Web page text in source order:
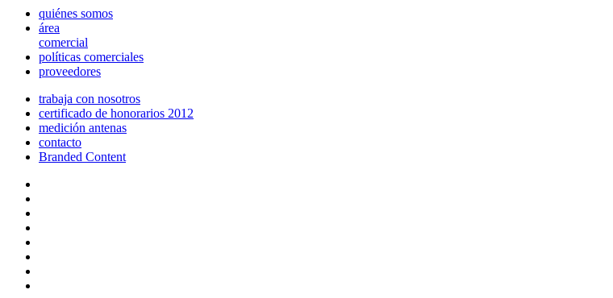
quiénes somos
área
comercial
políticas comerciales
proveedores
trabaja con nosotros
certificado de honorarios 2012
medición antenas
contacto
Branded Content